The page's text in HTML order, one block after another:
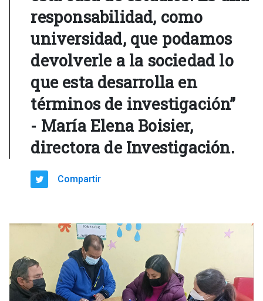
responsabilidad, como
universidad, que podamos
devolverle a la sociedad lo
que esta desarrolla en
términos de investigación”
- María Elena Boisier,
directora de Investigación.
Compartir